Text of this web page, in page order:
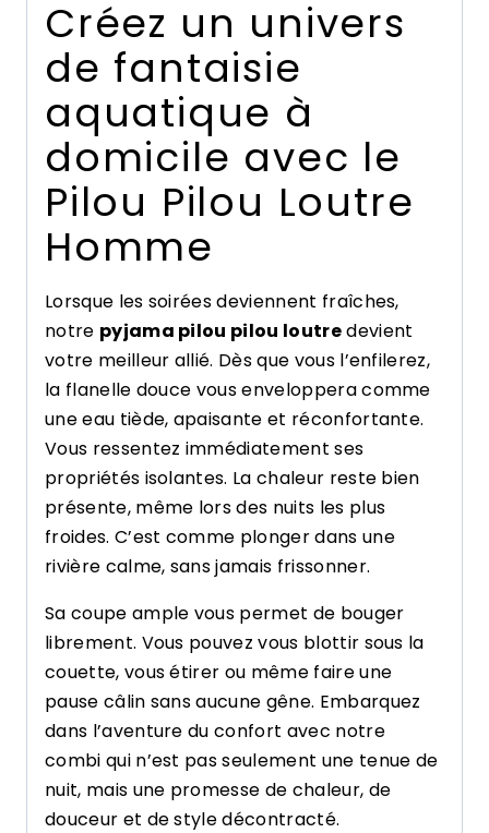
Créez un univers
de fantaisie
aquatique à
domicile avec le
Pilou Pilou Loutre
Homme
Lorsque les soirées deviennent fraîches,
notre pyjama pilou pilou loutredevient
votre meilleur allié. Dès que vous l’enfilerez,
la flanelle douce vous enveloppera comme
une eau tiède, apaisante et réconfortante.
Vous ressentez immédiatement ses
propriétés isolantes. La chaleur reste bien
présente, même lors des nuits les plus
froides. C’est comme plonger dans une
rivière calme, sans jamais frissonner.
Sa coupe ample vous permet de bouger
librement. Vous pouvez vous blottir sous la
couette, vous étirer ou même faire une
pause câlin sans aucune gêne. Embarquez
dans l’aventure du confort avec notre
combi qui n’est pas seulement une tenue de
nuit, mais une promesse de chaleur, de
douceur et de style décontracté.